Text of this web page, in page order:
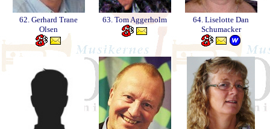
62. Gerhard Trane
Olsen
63. Tom Aggerholm
64. Liselotte Dan
Schumacker